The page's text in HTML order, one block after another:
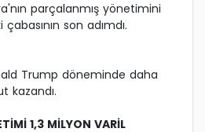
parçalanmış yönetimini
son adımdı.
Trump döneminde daha
kazandı.
1,3 MİLYON VARİL